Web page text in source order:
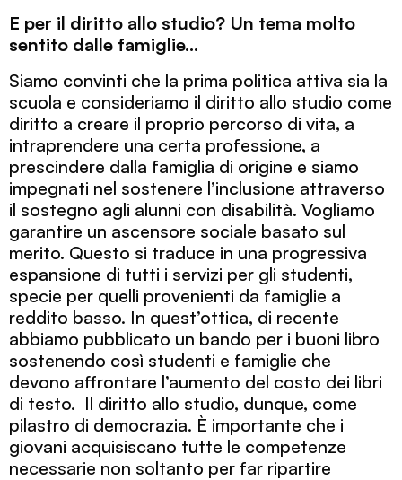
E per il diritto allo studio? Un tema molto
sentito dalle famiglie…
Siamo convinti che la prima politica attiva sia la
scuola e consideriamo il diritto allo studio come
diritto a creare il proprio percorso di vita, a
intraprendere una certa professione, a
prescindere dalla famiglia di origine e siamo
impegnati nel sostenere l’inclusione attraverso
il sostegno agli alunni con disabilità. Vogliamo
garantire un ascensore sociale basato sul
merito. Questo si traduce in una progressiva
espansione di tutti i servizi per gli studenti,
specie per quelli provenienti da famiglie a
reddito basso. In quest’ottica, di recente
abbiamo pubblicato un bando per i buoni libro
sostenendo così studenti e famiglie che
devono affrontare l’aumento del costo dei libri
di testo. Il diritto allo studio, dunque, come
pilastro di democrazia. È importante che i
giovani acquisiscano tutte le competenze
necessarie non soltanto per far ripartire